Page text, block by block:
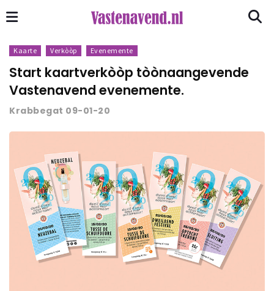
Kaarte Verkòòp Evenemente
Start kaartverkòòp tòònaangevende
Vastenavend evenemente.
Krabbegat 09-01-20